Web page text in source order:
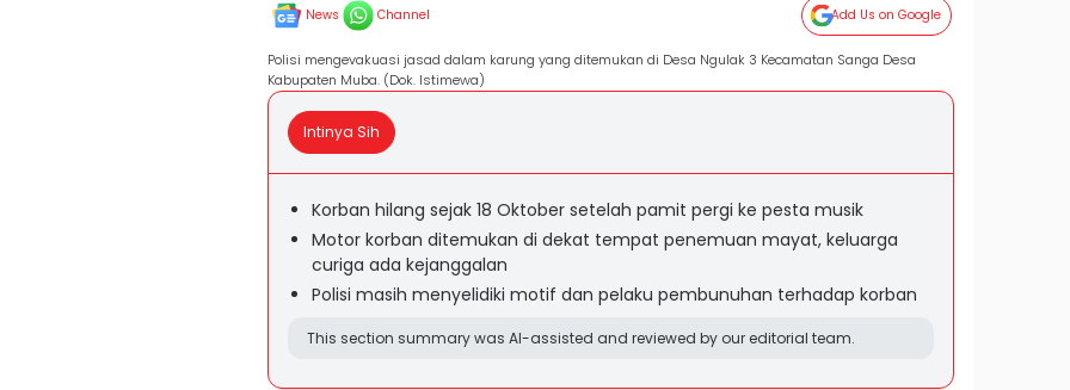
News Channel Add Us on Google
Polisi mengevakuasi jasad dalam karung yang ditemukan di Desa Ngulak 3 Kecamatan Sanga Desa
Kabupaten Muba. (Dok. Istimewa)
Intinya Sih
Korban hilang sejak 18 Oktober setelah pamit pergi ke pesta musik
Motor korban ditemukan di dekat tempat penemuan mayat, keluarga
curiga ada kejanggalan
Polisi masih menyelidiki motif dan pelaku pembunuhan terhadap korban
This section summary was AI-assisted and reviewed by our editorial team.